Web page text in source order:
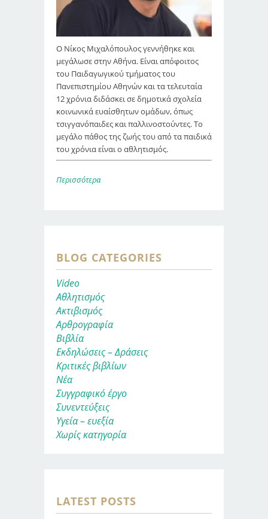
Ο Νίκος Μιχαλόπουλος γεννήθηκε και
μεγάλωσε στην Αθήνα. Είναι απόφοιτος
του Παιδαγωγικού τμήματος του
Πανεπιστημίου Αθηνών και τα τελευταία
12 χρόνια διδάσκει σε δημοτικά σχολεία
κοινωνικά ευαίσθητων ομάδων, όπως
τσιγγανόπαιδες και παλλινοστούντες. Το
μεγάλο πάθος της ζωής του από τα παιδικά
του χρόνια είναι ο αθλητισμός.
Περισσότερα
BLOG CATEGORIES
Video
Αθλητισμός
Ακτιβισμός
Αρθρογραφία
Βιβλία
Εκδηλώσεις – Δράσεις
Κριτικές βιβλίων
Νέα
Συγγραφικό έργο
Συνεντεύξεις
Υγεία – ευεξία
Χωρίς κατηγορία
LATEST POSTS